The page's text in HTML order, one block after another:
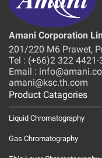
Amani Corporation
201/220 M6 Prawet,
Tel : (+66)2 322 4421-
Email :
amani@ksc.th.com
Product Catagories
Liquid Chromatography
Gas Chromatography